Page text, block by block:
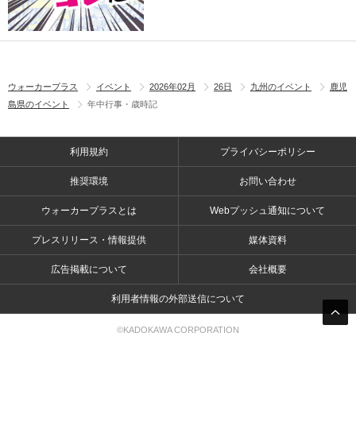
ウォーカープラス イベント 2026年02月 26日 九州のイベント
鹿児
島県のイベント
年中行事・歳時記
利用規約 プライバシーポリシー
推奨環境 お問い合わせ
ウォーカープラスとは Webプッシュ通知について
プレスリリース・情報提供 媒体資料
広告掲載について 会社概要
利用者情報の外部送信について
©KADOKAWA CORPORATION